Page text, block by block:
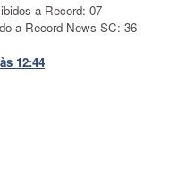
a Record: 07
a Record News SC: 36
12:44